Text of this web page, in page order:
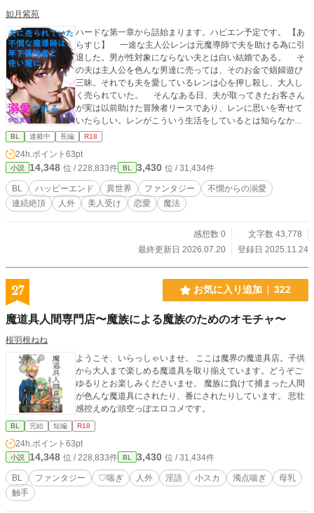
公開につきましては、現在書籍化したばかりで、大人編とい
う最大のネタバレ部分が 公開中なのは宜しくないのではとい
う話で、一時的に非公開にさせて頂いております（申し訳あ
りません） まだ今後がどうなるか未確定で、私からは詳細を
申し上げれる状態ではありませんが、 続報がわかり次第、近
況ボードやＸ（https://twitter.com/mohikanhyatthaa）の方で
直ぐに告知させていただきたいと思っております……！ 結末
も！ 大人の雪夜も！ いっぱいたくさん！ 見てもらいた
いのでｯｯ！！(涙)
如月紫苑
ハードな第一章から話始まります。ハピエン予定です。 【あ
らすじ】 一途な主人公レンは元魔導師で夫を助ける為に引
退した。男が性対象にならない夫とは白い結婚である。 そ
の夫は主人公を色んな男達に売っては、そのお金で娼婦遊び
三昧。それでも夫を愛しているレンは心を押し殺し、大人し
く売られていた。 そんなある日、夫が取ってきたお客さん
が実は以前助けた冒険者リースであり、レンに思いを寄せて
いたらしい。レンがこういう生活をしているとは知らなかっ
たリースは、レンをこんな最悪な結婚生活と日常から助ける
為にも再び旅へと誘う。 そして、レンは夫と離婚する事に
した。 旅の途中、レンは化け猫神を助けると噛まれた。そ
の日からモンスターにやたらと好意を寄せられるようにな
り……。 これは夫に売られていた俺が年下の冒険者と使い
魔にトロトロになるまで溺愛されるようになった話である。
エロ含む話の前に「※」つけておきます。 強姦、美人受
め、連続絶頂、快楽堕ち、フェラ等々の予定 https://kisaragis
hion.fanbox.cc/ 如月紫苑のFanboxです。是非無料登録をどう
BL 連載中 長編 R18
24h.ポイント 63pt
小説 14,348 位 / 228,833件 BL 3,430 位 / 31,434件
BL ハッピーエンド 異世界 ファンタジー
不憫からの溺愛
連続絶頂
人外 美人受け 恋愛 魔法
感想数 0
文字数 43,778
最終更新日 2026.07.20
登録日 2025.11.24
27 お気に入り追加 322
魔道具人間専門店〜魔族による魔族のためのオモチャ〜
桜羽根ねね
ようこそ、いらっしゃいませ。 ここは魔界の魔道具店。子供
から大人まで楽しめる魔道具を取り揃えています。どうぞご
ゆるりとお楽しみくださいませ。 魔族に負けて捕まった人間
が色んな魔道具にされたり、番にされたりしています。 悲壮
感控えめな頭空っぽエロコメです。
BL 完結 短編 R18
24h.ポイント 63pt
小説 14,348 位 / 228,833件 BL 3,430 位 / 31,434件
BL ファンタジー ♡喘ぎ 人外 淫語 小スカ 濁点喘ぎ
母乳
触手